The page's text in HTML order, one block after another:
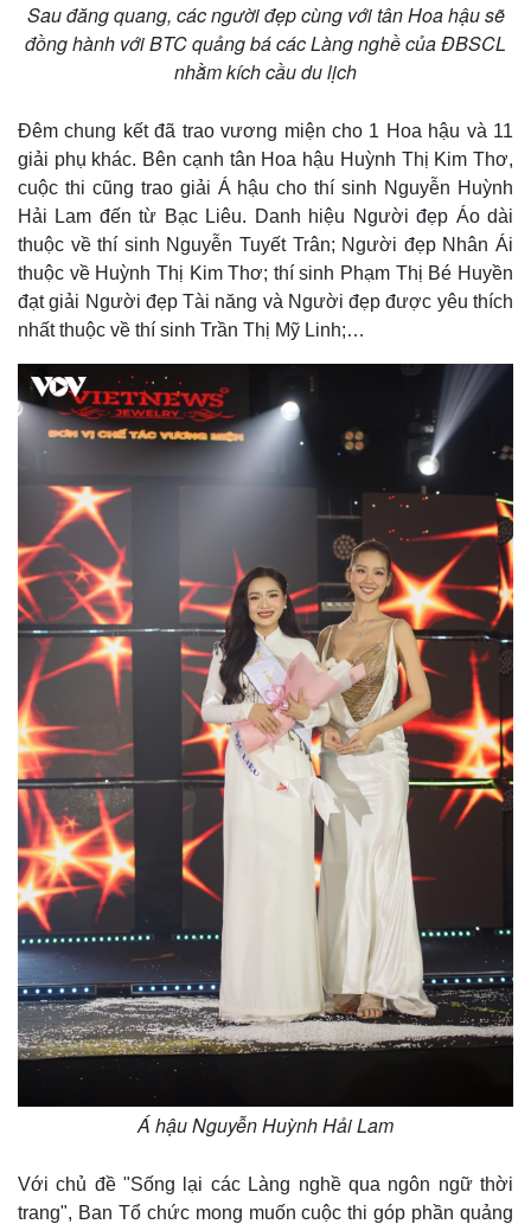
Thế giới
Quan sát
Cuộc sống đó đây
Hồ sơ
Multimedia
Video
Ảnh
E-Magazine
Infographic
Sau đăng quang, các người đẹp cùng với tân Hoa hậu sẽ
đồng hành với BTC quảng bá các Làng nghề của ĐBSCL
nhằm kích cầu du lịch
Đêm chung kết đã trao vương miện cho 1 Hoa hậu và 11
giải phụ khác. Bên cạnh tân Hoa hậu Huỳnh Thị Kim Thơ,
cuộc thi cũng trao giải Á hậu cho thí sinh Nguyễn Huỳnh
Hải Lam đến từ Bạc Liêu. Danh hiệu Người đẹp Áo dài
thuộc về thí sinh Nguyễn Tuyết Trân; Người đẹp Nhân Ái
thuộc về Huỳnh Thị Kim Thơ; thí sinh Phạm Thị Bé Huyền
đạt giải Người đẹp Tài năng và Người đẹp được yêu thích
nhất thuộc về thí sinh Trần Thị Mỹ Linh;…
Á hậu Nguyễn Huỳnh Hải Lam
Với chủ đề "Sống lại các Làng nghề qua ngôn ngữ thời
trang", Ban Tổ chức mong muốn cuộc thi góp phần quảng